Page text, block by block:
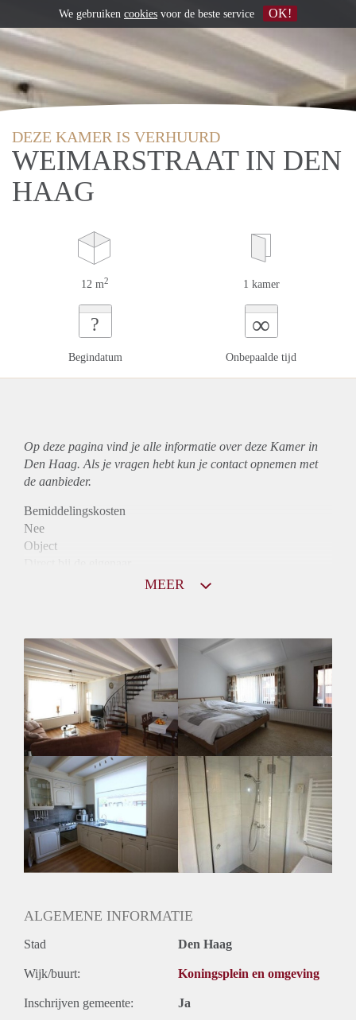
DEZE KAMER IS VERHUURD
WEIMARSTRAAT IN DEN
HAAG
12 m2 1 kamer
?
Begindatum
∞
Onbepaalde tijd
Op deze pagina vind je alle informatie over deze Kamer in
Den Haag. Als je vragen hebt kun je contact opnemen met
de aanbieder.
Bemiddelingskosten
Nee
Object
Huurtoeslag
Niet mogelijk
Inkomen eis
N.V.T.
Huurtermijn
Onbepaalde termijn
Oplevering
Gestoffeerd
MEER
ALGEMENE INFORMATIE
Stad Den Haag
Wijk/buurt: Koningsplein en omgeving
Inschrijven gemeente: Ja
We gebruiken cookies voor de beste service OK!